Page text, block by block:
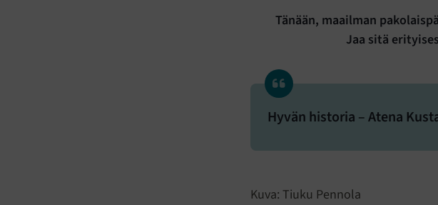
Tänään, maailman
Jaa sitä
Hyvän historia – Atena
Kuva: Tiuku Pennola